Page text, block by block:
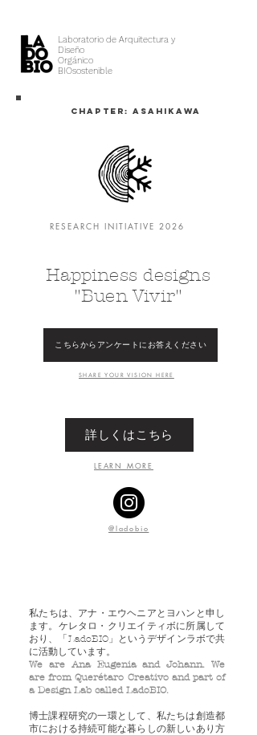
Laboratorio de Arquitectura y
Diseño
Orgánico
BIOsostenible
CHAPTER: ASAHIKAWA
RESEARCH INITIATIVE 2026
Happiness designs
"Buen Vivir"
こちらからアンケートにお答えください
SHARE YOUR VISION HERE
詳しくはこちら
LEARN MORE
@ladobio
​私たちは、アナ・エウヘニアとヨハンと申し
ます。ケレタロ・クリエイティボに所属して
おり、「LadoBIO」というデザインラボで共
に活動しています。
We are Ana Eugenia and Johann. We
are from Querétaro Creativo and part of
a Design Lab called LadoBIO.
博士課程研究の一環として、私たちは創造都
市における持続可能な暮らしの新しいあり方